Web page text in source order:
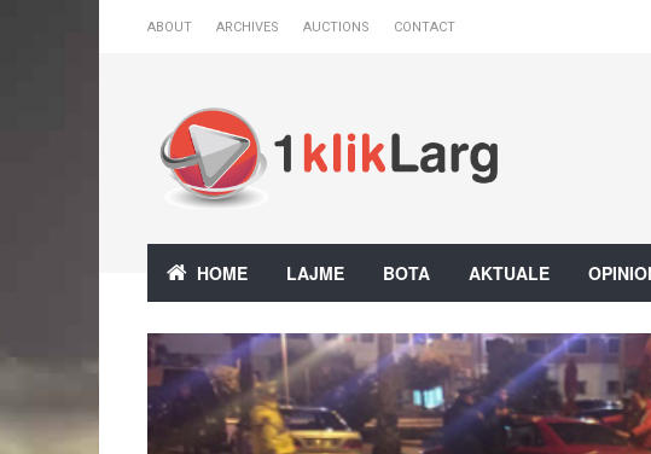
ABOUT ARCHIVES AUCTIONS CONTACT
HOME LAJME BOTA AKTUALE